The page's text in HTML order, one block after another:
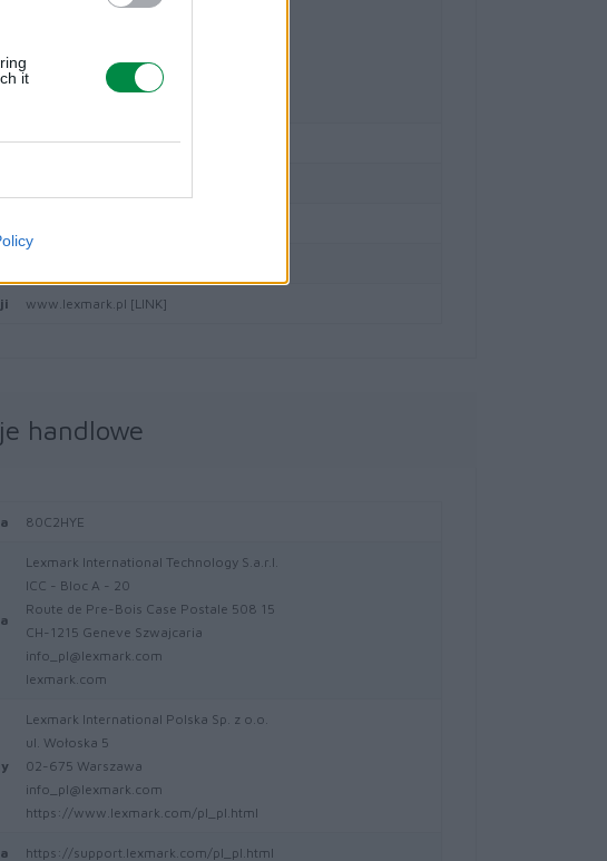
it
Lexmark CX410de
Lexmark CX510dthe
141.000 mm
www.lexmark.pl [LINK]
handlowe
80C2HYE
Lexmark International Technology S.a.r.l.
ICC - Bloc A - 20
Route de Pre-Bois Case Postale 508 15
CH-1215 Geneve Szwajcaria
info_pl@lexmark.com
lexmark.com
Lexmark International Polska Sp. z o.o.
ul. Wołoska 5
02-675 Warszawa
info_pl@lexmark.com
https://www.lexmark.com/pl_pl.html
https://support.lexmark.com/pl_pl.html